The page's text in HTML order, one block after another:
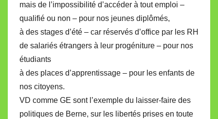
mais de l’impossibilité d’accéder à tout emploi –
qualifié ou non – pour nos jeunes diplômés,
à des stages d’été – car réservés d’office par les RH
de salariés étrangers à leur progéniture – pour nos
étudiants
à des places d’apprentissage – pour les enfants de
nos citoyens.
VD comme GE sont l’exemple du laisser-faire des
politiques de Berne, sur les libertés prises en toute